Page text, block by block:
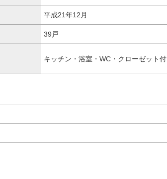
平成21年12月
39戸
キッチン・浴室・WC・クローゼット付